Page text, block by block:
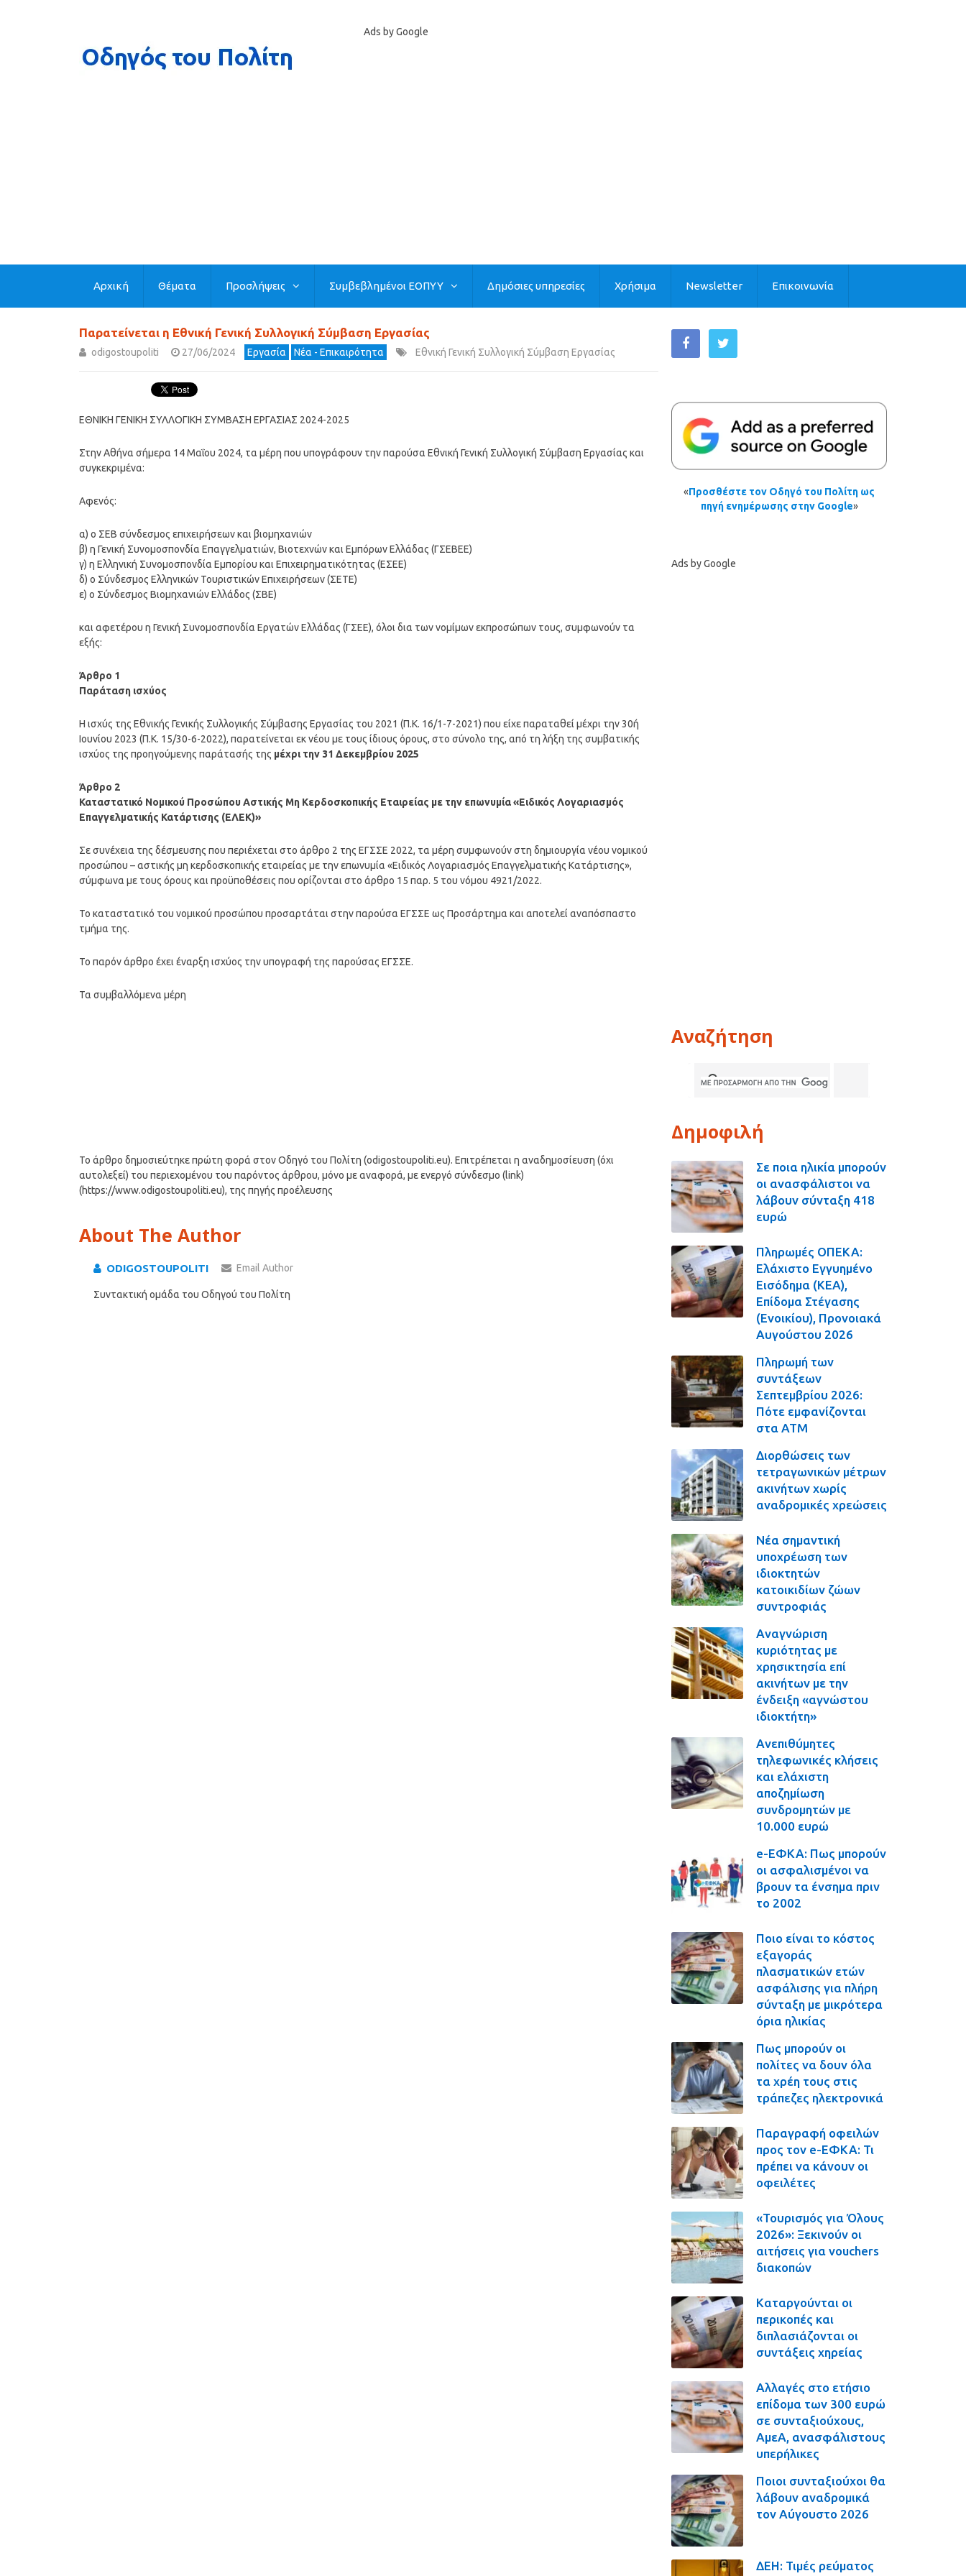
Ads by Google
Αρχική Θέματα Προσλήψεις Συμβεβλημένοι ΕΟΠΥΥ Δημόσιες υπηρεσίες Χρήσιμα Newsletter Επικοινωνία
Παρατείνεται η Εθνική Γενική Συλλογική Σύμβαση Εργασίας
odigostoupoliti 27/06/2024 Εργασία Νέα - Επικαιρότητα Εθνική Γενική Συλλογική Σύμβαση Εργασίας
ΕΘΝΙΚΗ ΓΕΝΙΚΗ ΣΥΛΛΟΓΙΚΗ ΣΥΜΒΑΣΗ ΕΡΓΑΣΙΑΣ 2024-2025
Στην Αθήνα σήμερα 14 Μαΐου 2024, τα μέρη που υπογράφουν την παρούσα Εθνική Γενική Συλλογική Σύμβαση Εργασίας και
συγκεκριμένα:
Αφενός:
α) ο ΣΕΒ σύνδεσμος επιχειρήσεων και βιομηχανιών
β) η Γενική Συνομοσπονδία Επαγγελματιών, Βιοτεχνών και Εμπόρων Ελλάδας (ΓΣΕΒΕΕ)
γ) η Ελληνική Συνομοσπονδία Εμπορίου και Επιχειρηματικότητας (ΕΣΕΕ)
δ) ο Σύνδεσμος Ελληνικών Τουριστικών Επιχειρήσεων (ΣΕΤΕ)
ε) ο Σύνδεσμος Βιομηχανιών Ελλάδος (ΣΒΕ)
και αφετέρου η Γενική Συνομοσπονδία Εργατών Ελλάδας (ΓΣΕΕ), όλοι δια των νομίμων εκπροσώπων τους, συμφωνούν τα
εξής:
Άρθρο 1
Παράταση ισχύος
Η ισχύς της Εθνικής Γενικής Συλλογικής Σύμβασης Εργασίας του 2021 (Π.Κ. 16/1-7-2021) που είχε παραταθεί μέχρι την 30ή
Ιουνίου 2023 (Π.Κ. 15/30-6-2022), παρατείνεται εκ νέου με τους ίδιους όρους, στο σύνολο της, από τη λήξη της συμβατικής
ισχύος της προηγούμενης παράτασής της μέχρι την 31 Δεκεμβρίου 2025
Άρθρο 2
Καταστατικό Νομικού Προσώπου Αστικής Μη Κερδοσκοπικής Εταιρείας με την επωνυμία «Ειδικός Λογαριασμός
Επαγγελματικής Κατάρτισης (ΕΛΕΚ)»
Σε συνέχεια της δέσμευσης που περιέχεται στο άρθρο 2 της ΕΓΣΣΕ 2022, τα μέρη συμφωνούν στη δημιουργία νέου νομικού
προσώπου – αστικής μη κερδοσκοπικής εταιρείας με την επωνυμία «Ειδικός Λογαριασμός Επαγγελματικής Κατάρτισης»,
σύμφωνα με τους όρους και προϋποθέσεις που ορίζονται στο άρθρο 15 παρ. 5 του νόμου 4921/2022.
Το καταστατικό του νομικού προσώπου προσαρτάται στην παρούσα ΕΓΣΣΕ ως Προσάρτημα και αποτελεί αναπόσπαστο
τμήμα της.
Το παρόν άρθρο έχει έναρξη ισχύος την υπογραφή της παρούσας ΕΓΣΣΕ.
Τα συμβαλλόμενα μέρη
Το άρθρο δημοσιεύτηκε πρώτη φορά στον Οδηγό του Πολίτη (odigostoupoliti.eu). Επιτρέπεται η αναδημοσίευση (όχι
αυτολεξεί) του περιεχομένου του παρόντος άρθρου, μόνο με αναφορά, με ενεργό σύνδεσμο (link)
(https://www.odigostoupoliti.eu), της πηγής προέλευσης
About The Author
ODIGOSTOUPOLITI Email Author
Συντακτική ομάδα του Οδηγού του Πολίτη
«Προσθέστε τον Οδηγό του Πολίτη ως
πηγή ενημέρωσης στην Google»
Ads by Google
Αναζήτηση
Δημοφιλή
Σε ποια ηλικία μπορούν
οι ανασφάλιστοι να
λάβουν σύνταξη 418
ευρώ
Πληρωμές ΟΠΕΚΑ:
Ελάχιστο Εγγυημένο
Εισόδημα (ΚΕΑ),
Επίδομα Στέγασης
(Ενοικίου), Προνοιακά
Αυγούστου 2026
Πληρωμή των
συντάξεων
Σεπτεμβρίου 2026:
Πότε εμφανίζονται
στα ΑΤΜ
Διορθώσεις των
τετραγωνικών μέτρων
ακινήτων χωρίς
αναδρομικές χρεώσεις
Νέα σημαντική
υποχρέωση των
ιδιοκτητών
κατοικιδίων ζώων
συντροφιάς
Αναγνώριση
κυριότητας με
χρησικτησία επί
ακινήτων με την
ένδειξη «αγνώστου
ιδιοκτήτη»
Ανεπιθύμητες
τηλεφωνικές κλήσεις
και ελάχιστη
αποζημίωση
συνδρομητών με
10.000 ευρώ
e-ΕΦΚΑ: Πως μπορούν
οι ασφαλισμένοι να
βρουν τα ένσημα πριν
το 2002
Ποιο είναι το κόστος
εξαγοράς
πλασματικών ετών
ασφάλισης για πλήρη
σύνταξη με μικρότερα
όρια ηλικίας
Πως μπορούν οι
πολίτες να δουν όλα
τα χρέη τους στις
τράπεζες ηλεκτρονικά
Παραγραφή οφειλών
προς τον e-ΕΦΚΑ: Τι
πρέπει να κάνουν οι
οφειλέτες
«Τουρισμός για Όλους
2026»: Ξεκινούν οι
αιτήσεις για vouchers
διακοπών
Καταργούνται οι
περικοπές και
διπλασιάζονται οι
συντάξεις χηρείας
Αλλαγές στο ετήσιο
επίδομα των 300 ευρώ
σε συνταξιούχους,
ΑμεΑ, ανασφάλιστους
υπερήλικες
Ποιοι συνταξιούχοι θα
λάβουν αναδρομικά
τον Αύγουστο 2026
ΔΕΗ: Τιμές ρεύματος